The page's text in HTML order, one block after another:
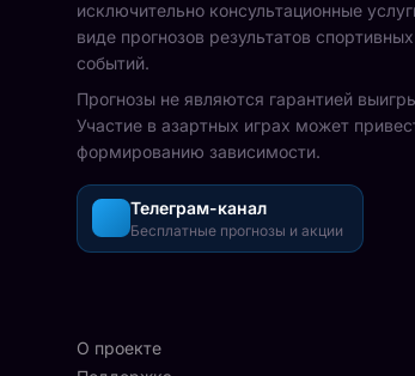
исключительно консультационные
виде прогнозов результатов спортивных
событий.
Прогнозы не являются гарантией
Участие в азартных играх может
формированию зависимости.
Телеграм-канал
Бесплатные прогнозы и акции
О проекте